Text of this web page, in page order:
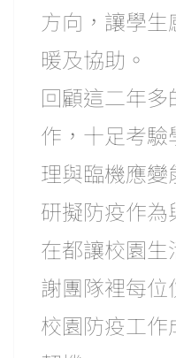
方向，讓學
暖及協助。
回顧這二年
作，十足考
理與臨機應
研擬防疫作
在都讓校園
謝團隊裡每
校園防疫工